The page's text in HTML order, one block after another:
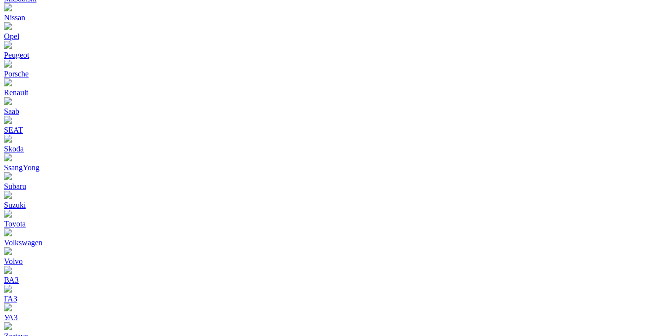
Nissan
Opel
Peugeot
Porsche
Renault
Saab
SEAT
Skoda
SsangYong
Subaru
Suzuki
Toyota
Volkswagen
Volvo
ВАЗ
ГАЗ
УАЗ